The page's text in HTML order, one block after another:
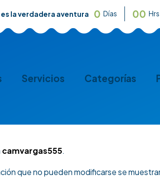
la verdadera aventura 0 Días 00 Hrs
Servicios Categorías
camvargas555.
que no pueden modificarse se